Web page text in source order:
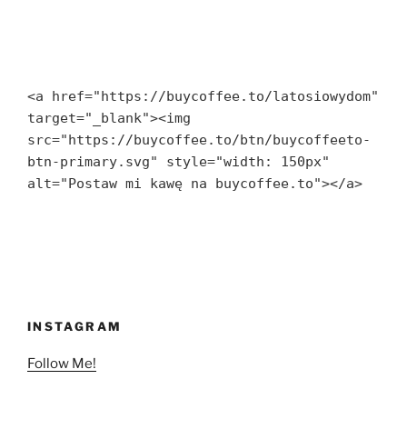
<a href="https://buycoffee.to/latosiowydom"
target="_blank"><img
src="https://buycoffee.to/btn/buycoffeeto-
btn-primary.svg" style="width: 150px"
alt="Postaw mi kawę na buycoffee.to"></a>
INSTAGRAM
Follow Me!